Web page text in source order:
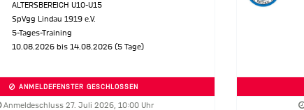
ALTERSBEREICH U10-U15
SpVgg Lindau 1919 e.V.
5-Tages-Training
10.08.2026 bis 14.08.2026 (5 Tage)
ANMELDEFENSTER GESCHLOSSEN
Anmeldeschluss 27. Juli 2026, 10:00 Uhr